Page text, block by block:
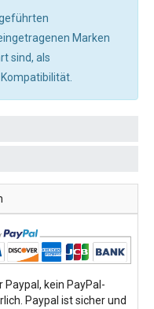
Marken
sind, als
Paypal, kein PayPal-
Paypal ist sicher und